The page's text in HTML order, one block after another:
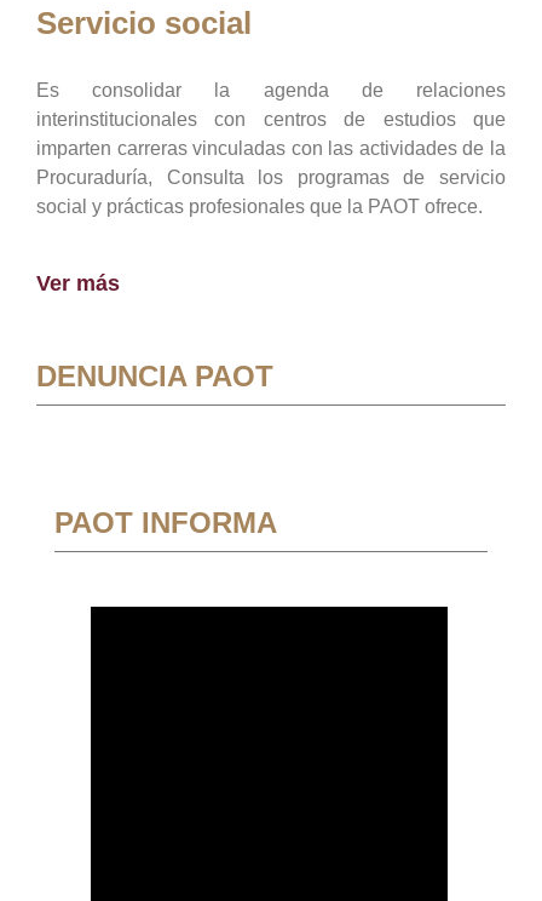
Servicio social
Es consolidar la agenda de relaciones
interinstitucionales con centros de estudios que
imparten carreras vinculadas con las actividades de la
Procuraduría, Consulta los programas de servicio
social y prácticas profesionales que la PAOT ofrece.
Ver más
DENUNCIA PAOT
PAOT INFORMA